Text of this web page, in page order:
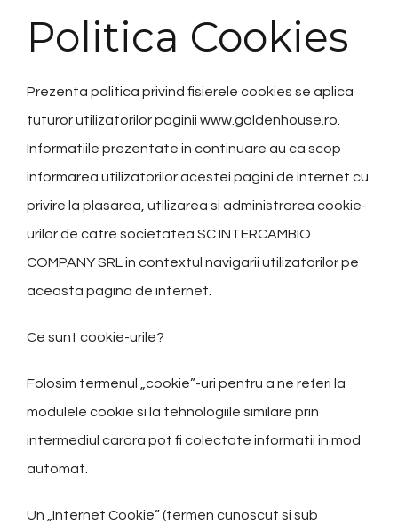
Politica Cookies
Prezenta politica privind fisierele cookies se aplica
tuturor utilizatorilor paginii www.goldenhouse.ro.
Informatiile prezentate in continuare au ca scop
informarea utilizatorilor acestei pagini de internet cu
privire la plasarea, utilizarea si administrarea cookie-
urilor de catre societatea SC INTERCAMBIO
COMPANY SRL in contextul navigarii utilizatorilor pe
aceasta pagina de internet.
Ce sunt cookie-urile?
Folosim termenul „cookie”-uri pentru a ne referi la
modulele cookie si la tehnologiile similare prin
intermediul carora pot fi colectate informatii in mod
automat.
Un „Internet Cookie” (termen cunoscut si sub